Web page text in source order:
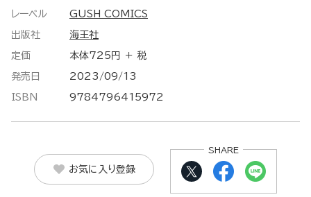
レーベル GUSH COMICS
出版社 海王社
定価 本体725円 ＋ 税
発売日 2023/09/13
ISBN 9784796415972
お気に入り登録
SHARE